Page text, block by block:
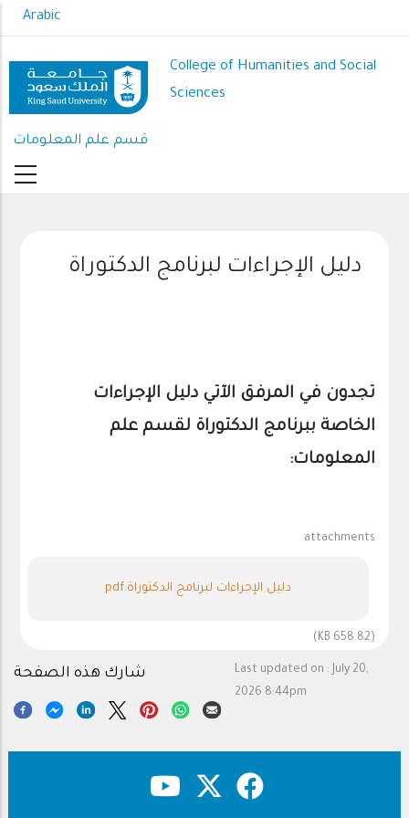
to
content
Arabic
College of Humanities and Social
Sciences
قسم علم المعلومات
دليل الإجراءات لبرنامج الدكتوراة
تجدون في المرفق الآتي دليل الإجراءات
الخاصة ببرنامج الدكتوراة لقسم علم
المعلومات:
attachments
دليل الإجراءات لبرنامج الدكتوراة.pdf
(658.82 KB)
Last updated on : July 20,
2026 8:44pm
شارك هذه الصفحة